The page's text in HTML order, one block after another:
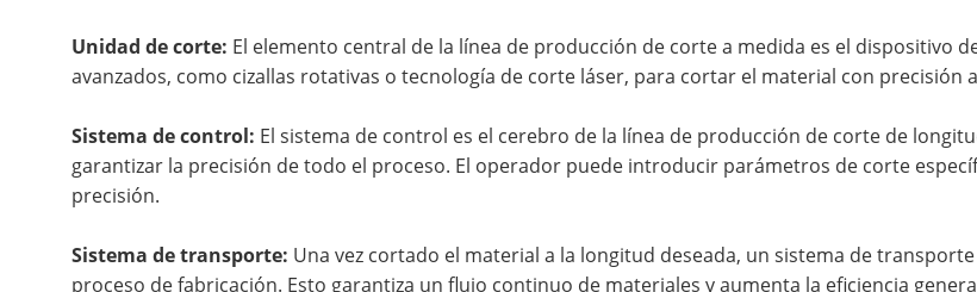
Unidad de corte: El elemento central de la línea de producción de corte a medida es el dispositivo
avanzados, como cizallas rotativas o tecnología de corte láser, para cortar el material con precisión
Sistema de control: El sistema de control es el cerebro de la línea de producción de corte de
garantizar la precisión de todo el proceso. El operador puede introducir parámetros de corte
precisión.
Sistema de transporte: Una vez cortado el material a la longitud deseada, un sistema de
proceso de fabricación. Esto garantiza un flujo continuo de materiales y aumenta la eficiencia